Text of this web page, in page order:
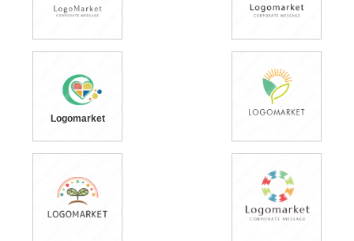
Logomarket